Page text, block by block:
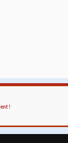
!